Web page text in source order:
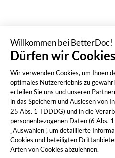
Willkommen bei BetterDoc!
Dürfen wir
Wir verwenden Cookies, um Ihnen
optimales Nutzererlebnis zu
erteilen Sie uns und unseren
in das Speichern und Auslesen von
25 Abs. 1 TDDDG) und in die
personenbezogenen Daten (6 Abs.
„Auswählen", um detaillierte
Cookies und beteiligten
Arten von Cookies abzulehnen.